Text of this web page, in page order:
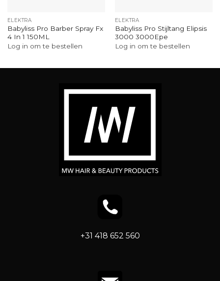
ELEKTRA
Babyliss Pro Barber Spray Fx
4 In 1 150ML
Log in om te bestellen
ELEKTRA
Babyliss Pro Stijltang Elipsis
3000 3000Epe
Log in om te bestellen
+31 418 652 560